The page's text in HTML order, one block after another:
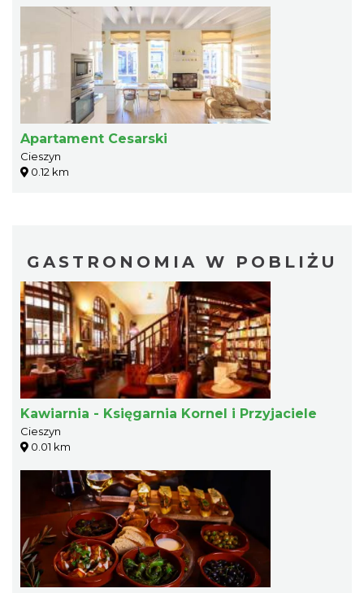
Apartament Cesarski
Cieszyn
0.12 km
GASTRONOMIA W POBLIŻU
Kawiarnia - Księgarnia Kornel i Przyjaciele
Cieszyn
0.01 km